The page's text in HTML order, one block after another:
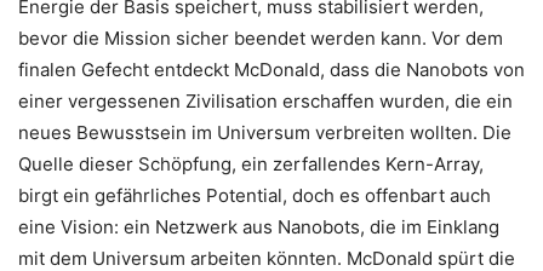
Energie der Basis speichert, muss stabilisiert werden,
bevor die Mission sicher beendet werden kann. Vor dem
finalen Gefecht entdeckt McDonald, dass die Nanobots von
einer vergessenen Zivilisation erschaffen wurden, die ein
neues Bewusstsein im Universum verbreiten wollten. Die
Quelle dieser Schöpfung, ein zerfallendes Kern-Array,
birgt ein gefährliches Potential, doch es offenbart auch
eine Vision: ein Netzwerk aus Nanobots, die im Einklang
mit dem Universum arbeiten könnten. McDonald spürt die